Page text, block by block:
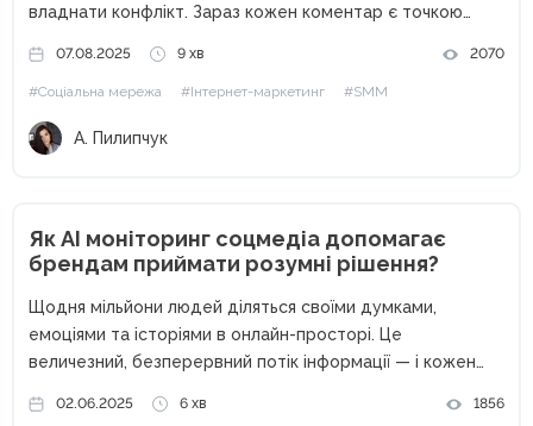
владнати конфлікт. Зараз кожен коментар є точкою
лояльність аудиторії, або ризиком зруйнувати довіру і
репутацію. Розповідаємо на прикладі...
07.08.2025 9 хв 2070
#Соціальна мережа #Інтернет-маркетинг #SMM
А. Пилипчук
Як AI моніторинг соцмедіа допомагає
брендам приймати розумні рішення?
Щодня мільйони людей діляться своїми думками,
емоціями та історіями в онлайн-просторі. Це
величезний, безперервний потік інформації — і кожен
бізнесу. Але як серед цього інформаційного шуму
02.06.2025 6 хв 1856